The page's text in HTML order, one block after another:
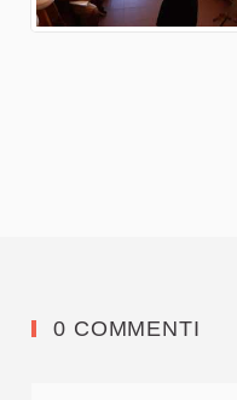
0 COMMENTI